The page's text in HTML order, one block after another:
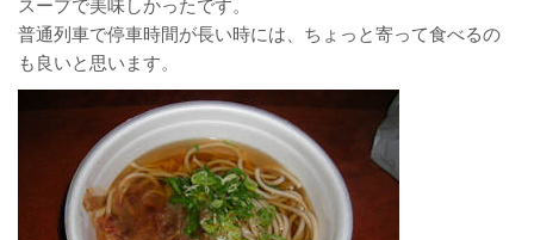
スープで美味しかったです。
普通列車で停車時間が長い時には、ちょっと寄って食べるの
も良いと思います。